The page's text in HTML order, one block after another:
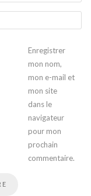
Enregistrer
mon nom,
mon e-mail et
mon site
dans le
navigateur
pour mon
prochain
commentaire.